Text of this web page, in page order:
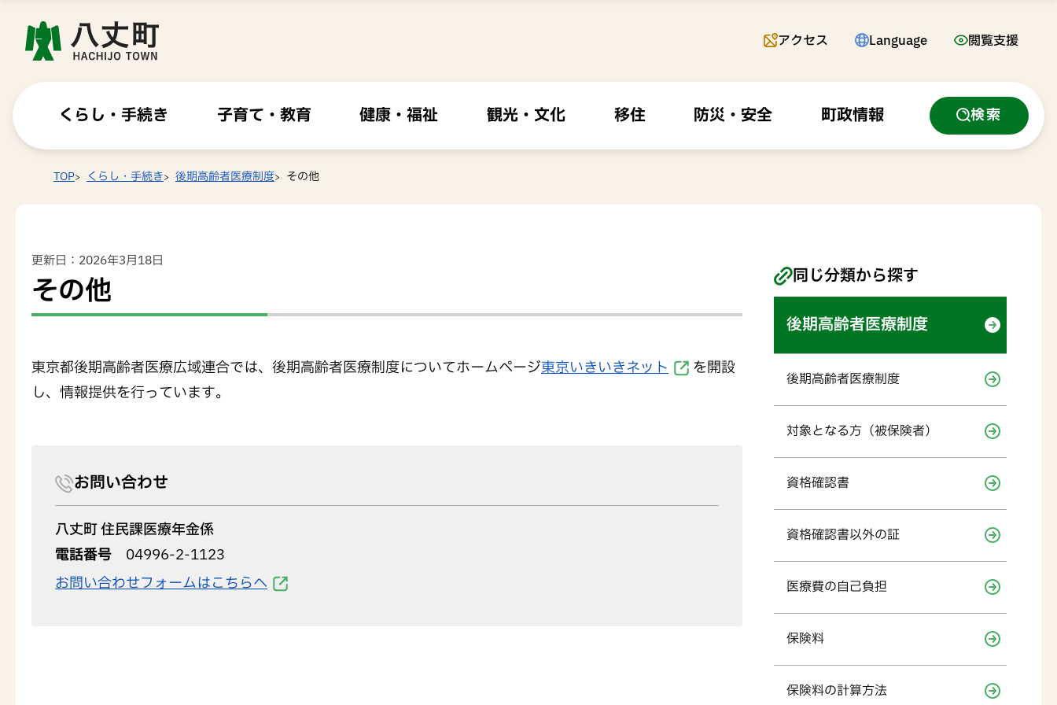
アクセス Language 閲覧支援
くらし・手続き 子育て・教育 健康・福祉 観光・文化 移住 防災・安全 町政情報 検索
TOP くらし・手続き 後期高齢者医療制度 その他
更新日：2026年3月18日
その他
東京都後期高齢者医療広域連合では、後期高齢者医療制度についてホームページ東京いきいきネット
を開設
し、情報提供を行っています。
お問い合わせ
八丈町 住民課医療年金係
電話番号
04996-2-1123
お問い合わせフォームはこちらへ
同じ分類から探す
後期高齢者医療制度
後期高齢者医療制度
対象となる方（被保険者）
資格確認書
資格確認書以外の証
医療費の自己負担
保険料
保険料の計算方法